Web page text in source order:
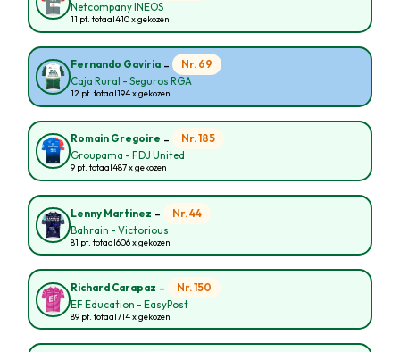
Netcompany INEOS
11 pt. totaal410 x gekozen
Fernando Gaviria - Nr. 69
Caja Rural - Seguros RGA
12 pt. totaal194 x gekozen
Romain Gregoire - Nr. 185
Groupama - FDJ United
9 pt. totaal487 x gekozen
Lenny Martinez - Nr. 44
Bahrain - Victorious
81 pt. totaal606 x gekozen
Richard Carapaz - Nr. 150
EF Education - EasyPost
89 pt. totaal714 x gekozen